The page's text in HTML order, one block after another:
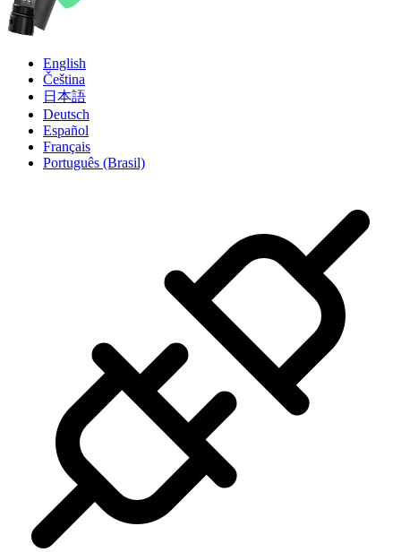
English
Čeština
日本語
Deutsch
Español
Français
Português (Brasil)